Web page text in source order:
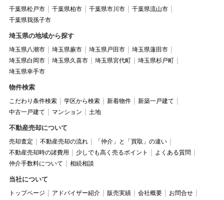
千葉県松戸市 千葉県柏市 千葉県市川市
千葉県流山市
千葉県我孫子市
埼玉県の地域から探す
埼玉県八潮市 埼玉県蕨市 埼玉県戸田市
埼玉県蓮田市
埼玉県白岡市
埼玉県久喜市 埼玉県宮代町
埼玉県杉戸町
埼玉県幸手市
物件検索
こだわり条件検索 学区から検索 新着物件
新築一戸建て
中古一戸建て
マンション 土地
不動産売却について
売却査定 不動産売却の流れ
「仲介」と「買取」の違い
不動産売却時の諸費用
少しでも高く売るポイント
よくある質問
仲介手数料について
相続相談
当社について
トップページ アドバイザー紹介 販売実績 会社概要
お問合せ